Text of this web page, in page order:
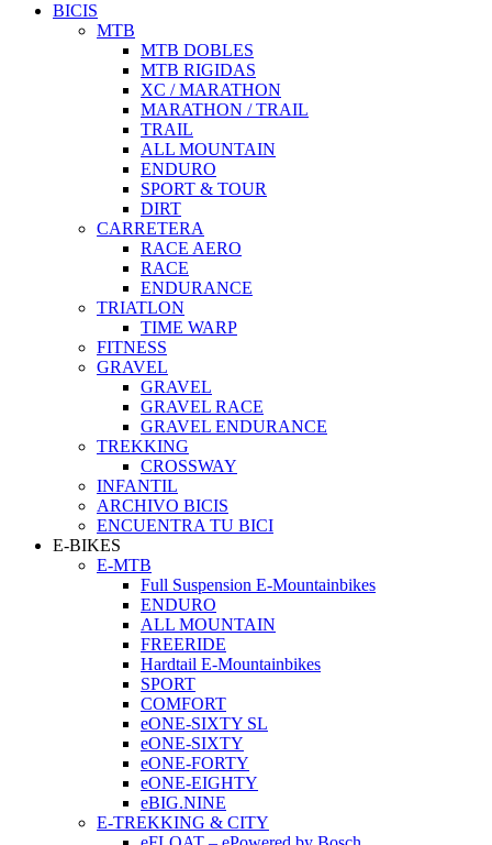
BICIS
MTB
MTB DOBLES
MTB RIGIDAS
XC / MARATHON
MARATHON / TRAIL
TRAIL
ALL MOUNTAIN
ENDURO
SPORT & TOUR
DIRT
CARRETERA
RACE AERO
RACE
ENDURANCE
TRIATLON
TIME WARP
FITNESS
GRAVEL
GRAVEL
GRAVEL RACE
GRAVEL ENDURANCE
TREKKING
CROSSWAY
INFANTIL
ARCHIVO BICIS
ENCUENTRA TU BICI
E-BIKES
E-MTB
Full Suspension E-Mountainbikes
ENDURO
ALL MOUNTAIN
FREERIDE
Hardtail E-Mountainbikes
SPORT
COMFORT
eONE-SIXTY SL
eONE-SIXTY
eONE-FORTY
eONE-EIGHTY
eBIG.NINE
E-TREKKING & CITY